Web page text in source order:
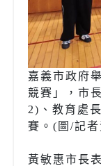
嘉義市政府
競賽」，市
2)、教育處
賽。(圖/記
黃敏惠市長